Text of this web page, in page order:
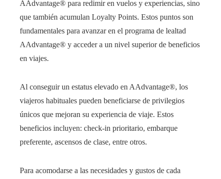
AAdvantage® para redimir en vuelos y experiencias, sino
que también acumulan Loyalty Points. Estos puntos son
fundamentales para avanzar en el programa de lealtad
AAdvantage® y acceder a un nivel superior de beneficios
en viajes.
Al conseguir un estatus elevado en AAdvantage®, los
viajeros habituales pueden beneficiarse de privilegios
únicos que mejoran su experiencia de viaje. Estos
beneficios incluyen: check-in prioritario, embarque
preferente, ascensos de clase, entre otros.
Para acomodarse a las necesidades y gustos de cada